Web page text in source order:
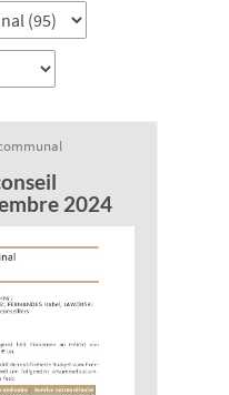
2024